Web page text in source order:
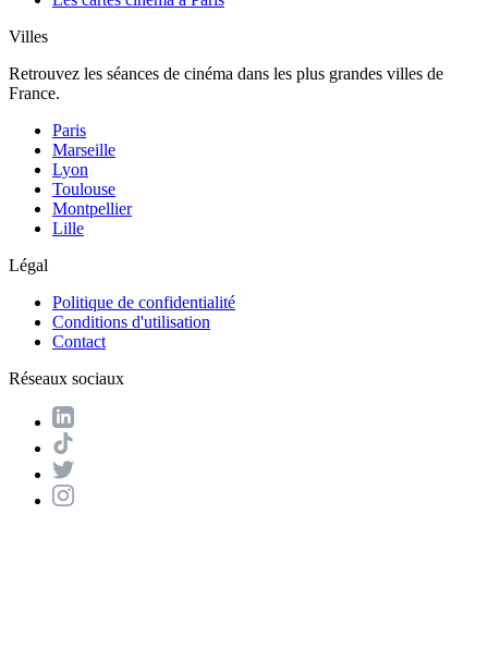
Villes
Retrouvez les séances de cinéma dans les plus grandes villes de
France.
Paris
Marseille
Lyon
Toulouse
Montpellier
Lille
Légal
Politique de confidentialité
Conditions d'utilisation
Contact
Réseaux sociaux